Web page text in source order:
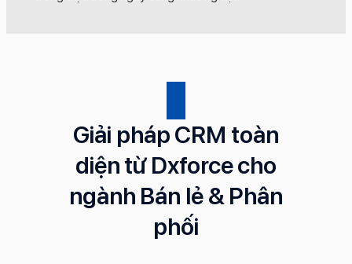
Giải pháp CRM toàn
diện từ Dxforce cho
ngành Bán lẻ & Phân
phối